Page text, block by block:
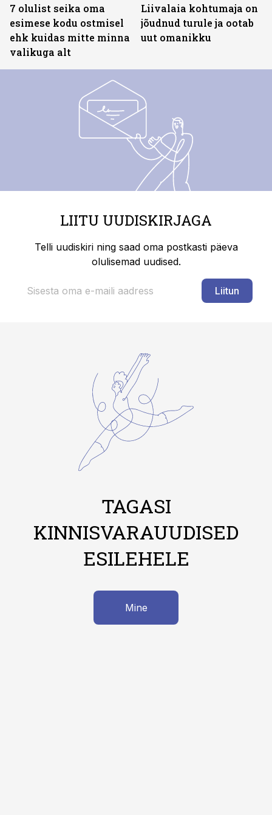
7 olulist seika oma
esimese kodu ostmisel
ehk kuidas mitte minna
valikuga alt
Liivalaia kohtumaja on
jõudnud turule ja ootab
uut omanikku
LIITU UUDISKIRJAGA
Telli uudiskiri ning saad oma postkasti päeva
olulisemad uudised.
Liitun
TAGASI
KINNISVARAUUDISED
ESILEHELE
Mine